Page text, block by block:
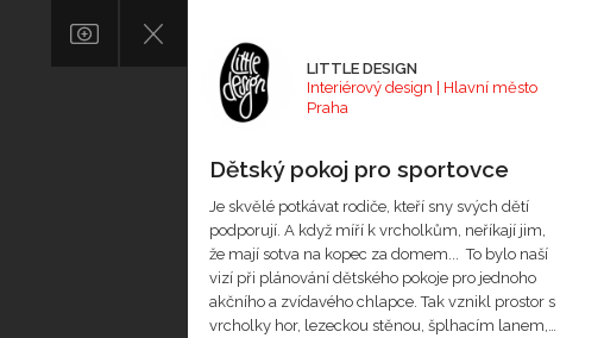
LITTLE DESIGN
Interiérový design | Hlavní město
Praha
Dětský pokoj pro sportovce
Je skvělé potkávat rodiče, kteří sny svých dětí
podporují. A když míří k vrcholkům, neříkají jim,
že mají sotva na kopec za domem... To bylo naší
vizí při plánování dětského pokoje pro jednoho
akčního a zvídavého chlapce. Tak vznikl prostor s
vrcholky hor, lezeckou stěnou, šplhacím lanem,…